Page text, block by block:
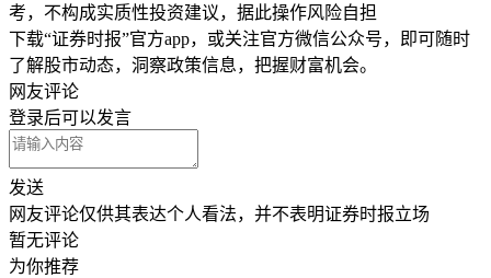
考，不构成实质性投资建议，据此操作风险自担
下载“证券时报”官方app，或关注官方微信公众号，即可随时
了解股市动态，洞察政策信息，把握财富机会。
网友评论
登录后可以发言
发送
网友评论仅供其表达个人看法，并不表明证券时报立场
暂无评论
为你推荐